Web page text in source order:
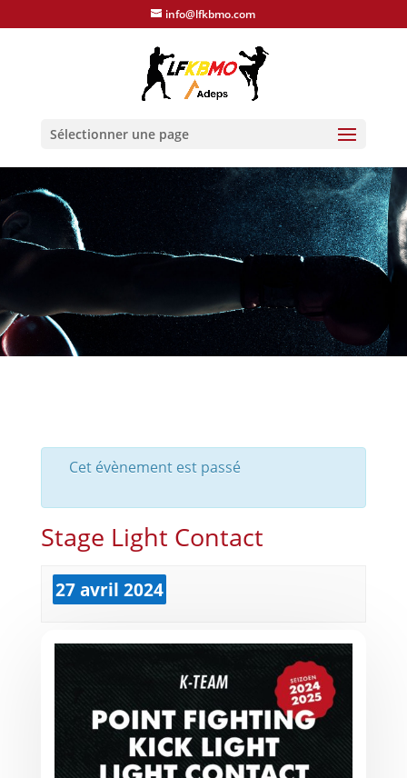
info@lfkbmo.com
Sélectionner une page
Cet évènement est passé
Stage Light Contact
27 avril 2024